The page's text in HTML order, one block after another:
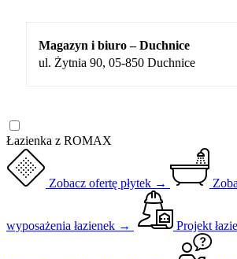
Magazyn i biuro – Duchnice
ul. Żytnia 90, 05-850 Duchnice
Łazienka z ROMAX
Zobacz ofertę płytek →
wyposażenia łazienek → Projekt